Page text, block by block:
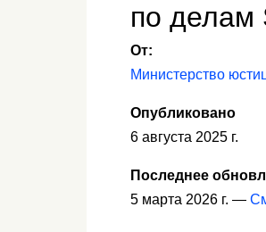
по делам
От:
Министерство
Опубликовано
6 августа 2025 г.
Последнее
5 марта 2026 г. —